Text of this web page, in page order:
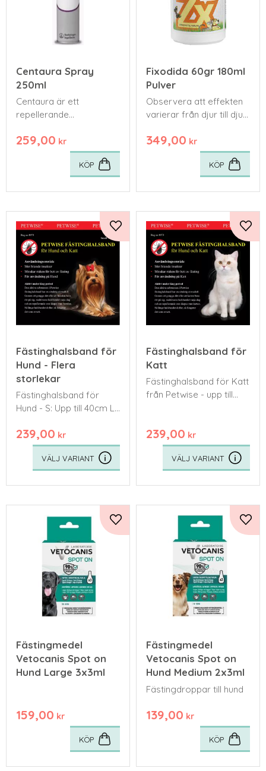
Centaura Spray
250ml
Centaura är ett
repellerande
dig och ditt djur.
259,00 kr
KÖP
Fixodida 60gr 180ml
Pulver
​Observera att effekten
varierar från djur till djur
kosttillskottet givetvis
inte kan garantera att
349,00 kr
KÖP
Fästinghalsband för
Hund - Flera
storlekar
​Fästinghalsband för
Hund - S: Upp till 40cm L:
239,00 kr
Lägg till i favoriter
Fästinghalsband för
Katt
​Fästinghalsband för Katt
från Petwise - upp till
239,00 kr
Fästingmedel
Vetocanis Spot on
Hund Large 3x3ml
159,00 kr
Lägg till i favoriter
KÖP
Fästingmedel
Vetocanis Spot on
Hund Medium 2x3ml
Fästingdroppar till hund
139,00 kr
KÖP